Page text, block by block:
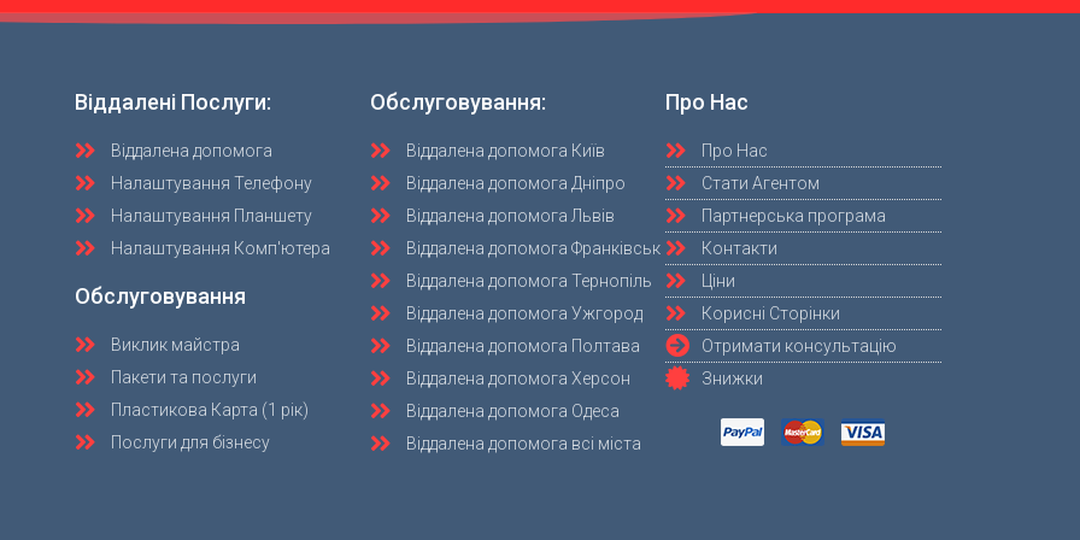
Віддалені Послуги:
Віддалена допомога
Налаштування Телефону
Налаштування Планшету
Налаштування Комп'ютера
Обслуговування
Виклик майстра
Пакети та послуги
Пластикова Карта (1 рік)
Послуги для бізнесу
Обслуговування:
Віддалена допомога Київ
Віддалена допомога Дніпро
Віддалена допомога Львів
Віддалена допомога Франківськ
Віддалена допомога Тернопіль
Віддалена допомога Ужгород
Віддалена допомога Полтава
Віддалена допомога Херсон
Віддалена допомога Одеса
Віддалена допомога всі міста
Про Нас
Про Нас
Стати Агентом
Партнерська програма
Контакти
Ціни
Корисні Сторінки
Отримати консультацію
Знижки